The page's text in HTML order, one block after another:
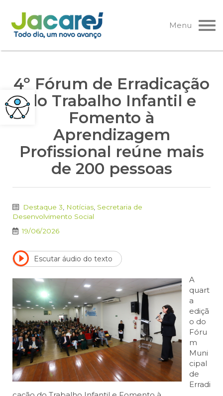
Pular
para
o
Menu
4º Fórum de Erradicação
do Trabalho Infantil e
Fomento à
Aprendizagem
Profissional reúne mais
de 200 pessoas
Destaque 3 Notícias Secretaria de
Desenvolvimento Social
19/06/2026
Escutar áudio do texto
A
quart
a
ediçã
o do
Fóru
m
Muni
cipal
de
Erradi